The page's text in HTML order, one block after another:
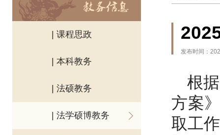
| 课程思政
| 本科教务
| 法硕教务
| 法学硕博教务
发布时间：
根
方案
取工